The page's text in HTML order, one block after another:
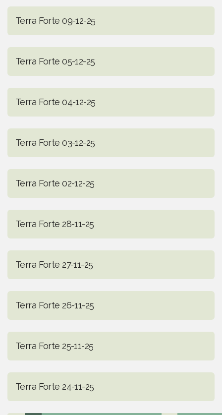
Terra Forte 09-12-25
Terra Forte 05-12-25
Terra Forte 04-12-25
Terra Forte 03-12-25
Terra Forte 02-12-25
Terra Forte 28-11-25
Terra Forte 27-11-25
Terra Forte 26-11-25
Terra Forte 25-11-25
Terra Forte 24-11-25